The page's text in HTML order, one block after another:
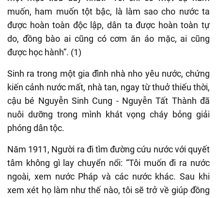
muốn, ham muốn tột bậc, là làm sao cho nước ta
được hoàn toàn độc lập, dân ta được hoàn toàn tự
do, đồng bào ai cũng có cơm ăn áo mặc, ai cũng
được học hành”. (1)
Sinh ra trong một gia đình nhà nho yêu nước, chứng
kiến cảnh nước mất, nhà tan, ngay từ thuở thiếu thời,
cậu bé Nguyễn Sinh Cung - Nguyễn Tất Thành đã
nuôi dưỡng trong mình khát vọng cháy bỏng giải
phóng dân tộc.
Năm 1911, Người ra đi tìm đường cứu nước với quyết
tâm không gì lay chuyển nổi: “Tôi muốn đi ra nước
ngoài, xem nước Pháp và các nước khác. Sau khi
xem xét họ làm như thế nào, tôi sẽ trở về giúp đồng